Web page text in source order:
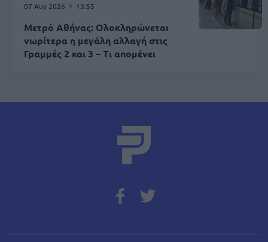
07 Αυγ 2026 13:55
Μετρό Αθήνας: Ολοκληρώνεται
νωρίτερα η μεγάλη αλλαγή στις
Γραμμές 2 και 3 – Τι απομένει